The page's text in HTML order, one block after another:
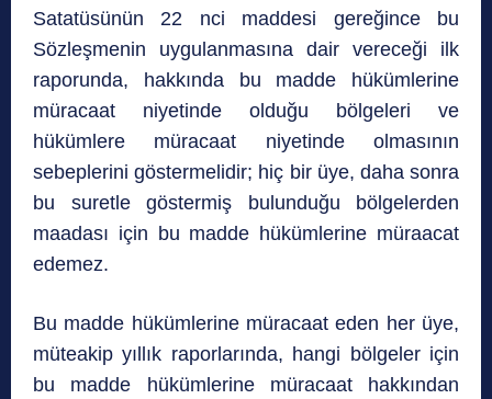
Satatüsünün 22 nci maddesi gereğince bu
Sözleşmenin uygulanmasına dair vereceği ilk
raporunda, hakkında bu madde hükümlerine
müracaat niyetinde olduğu bölgeleri ve
hükümlere müracaat niyetinde olmasının
sebeplerini göstermelidir; hiç bir üye, daha sonra
bu suretle göstermiş bulunduğu bölgelerden
maadası için bu madde hükümlerine müraacat
edemez.
Bu madde hükümlerine müracaat eden her üye,
müteakip yıllık raporlarında, hangi bölgeler için
bu madde hükümlerine müracaat hakkından